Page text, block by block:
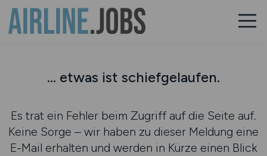
... etwas ist schiefgelaufen.
Es trat ein Fehler beim Zugriff auf die Seite auf.
Keine Sorge – wir haben zu dieser Meldung eine
E-Mail erhalten und werden in Kürze einen Blick